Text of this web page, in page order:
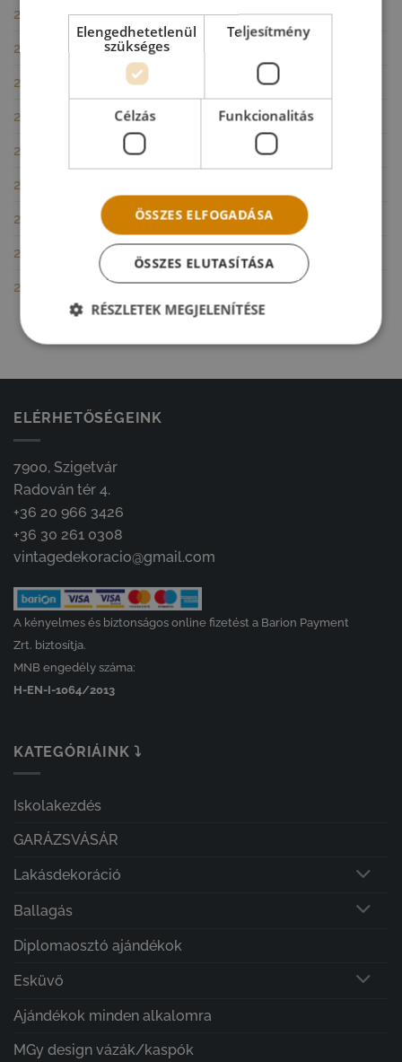
2024. szeptember(1)
2024. július
(1)
2024. június
2024. május
2024. április
2023. június
2023. március
2019. október(1)
2019. szeptember(3)
ELÉRHETŐSÉGEINK
7900, Szigetvár
Radován tér 4.
+36 20 966 3426
+36 30 261 0308
vintagedekoracio@gmail.com
A kényelmes és biztonságos online fizetést a Barion Payment
Zrt. biztosítja.
MNB engedély száma:
H-EN-I-1064/2013
KATEGÓRIÁINK ⤵
Iskolakezdés
GARÁZSVÁSÁR
Lakásdekoráció
Ballagás
Diplomaosztó ajándékok
Esküvő
Ajándékok minden alkalomra
MGy design vázák/kaspók
Elengedhetetlenül
szükséges
Teljesítmény
Célzás Funkcionalitás
ÖSSZES ELFOGADÁSA
ÖSSZES ELUTASÍTÁSA
RÉSZLETEK MEGJELENÍTÉSE